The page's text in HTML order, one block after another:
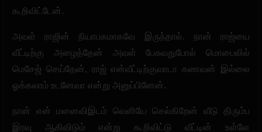
கூறிவிட்டேன்.
அவள் ராஜின் நியாபகமாகவே இருந்தால். நான் ராஜ்யை
வீட்டிற்கு அழைத்தேன் அவள் பேசுவதுபோல் மொபைலில்
மெசேஜ் செய்தேன், ராஜ் என்வீட்டிற்குவாடா கணவன் இல்லை
ஓக்கலாம் உடனேவா என்று அனுப்பினேன்.
நான் என் மனைவிஇடம் வெளியே செல்கிறேன் வீடு திரும்ப
இரவு ஆகிவிடும் என்று கூறிவிட்டு வீட்டின் உள்ளே